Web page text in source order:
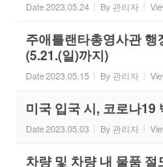
Date2023.05.24 By 관리자
주애틀랜타총영사관
(5.21.(일)까지)
Date2023.05.15 By 관리자
미국 입국 시, 코로나19
Date2023.05.03 By 관리자
차량 및 차량 내 물품